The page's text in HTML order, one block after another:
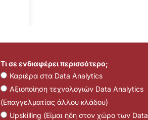
Τι σε ενδιαφέρει περισσότερο;
Καριέρα στα Data Analytics
Αξιοποίηση τεχνολογιών Data Analytics
(Επαγγελματίας άλλου κλάδου)
Upskilling (Είμαι ήδη στον χώρο των Data